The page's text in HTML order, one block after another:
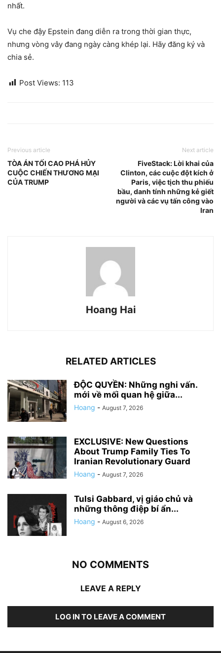
nhất.
Vụ che đậy Epstein đang diễn ra trong thời gian thực,
nhưng vòng vây đang ngày càng khép lại. Hãy đăng ký và
chia sẻ.
Post Views: 113
Previous article
TÒA ÁN TỐI CAO PHÁ HỦY
CUỘC CHIẾN THƯƠNG MẠI
CỦA TRUMP
Next article
FiveStack: Lời khai của
Clinton, các cuộc đột kích ở
Paris, việc tịch thu phiếu
bầu, danh tính những kẻ giết
người và các vụ tấn công vào
Iran
Hoang Hai
RELATED ARTICLES
ĐỘC QUYỀN: Những nghi vấn.
mới về mối quan hệ giữa...
Hoang - August 7, 2026
EXCLUSIVE: New Questions
About Trump Family Ties To
Iranian Revolutionary Guard
Hoang - August 7, 2026
Tulsi Gabbard, vị giáo chủ và
những thông điệp bí ẩn...
Hoang - August 6, 2026
NO COMMENTS
LEAVE A REPLY
LOG IN TO LEAVE A COMMENT